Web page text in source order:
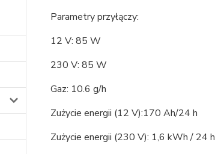
Parametry przyłączy:
12 V: 85 W
230 V: 85 W
Gaz: 10.6 g/h
Zużycie energii (12 V):170 Ah/24 h
Zużycie energii (230 V): 1,6 kWh / 24 h